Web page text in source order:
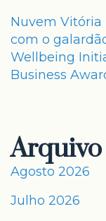
Nuvem Vitória
com o
Wellbeing
Business
Arquivo
Agosto 2026
Julho 2026